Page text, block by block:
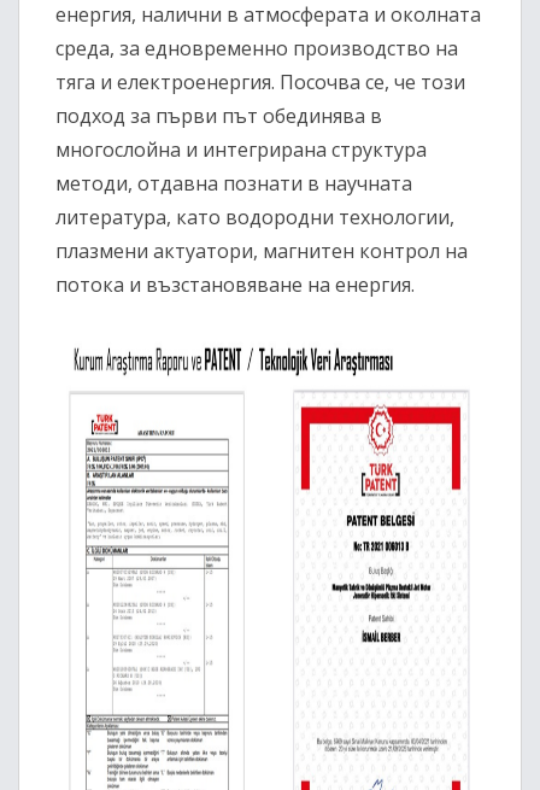
енергия, налични в атмосферата и околната
среда, за едновременно производство на
тяга и електроенергия. Посочва се, че този
подход за първи път обединява в
многослойна и интегрирана структура
методи, отдавна познати в научната
литература, като водородни технологии,
плазмени актуатори, магнитен контрол на
потока и възстановяване на енергия.